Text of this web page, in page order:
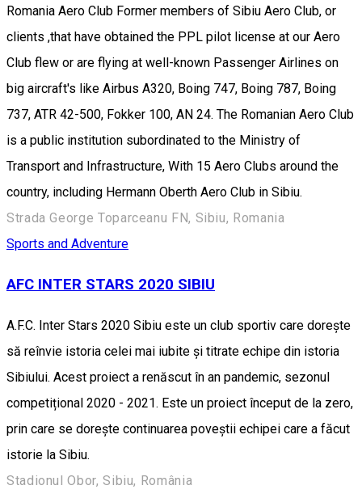
Romania Aero Club Former members of Sibiu Aero Club, or
clients ,that have obtained the PPL pilot license at our Aero
Club flew or are flying at well-known Passenger Airlines on
big aircraft's like Airbus A320, Boing 747, Boing 787, Boing
737, ATR 42-500, Fokker 100, AN 24. The Romanian Aero Club
is a public institution subordinated to the Ministry of
Transport and Infrastructure, With 15 Aero Clubs around the
country, including Hermann Oberth Aero Club in Sibiu.
Strada George Toparceanu FN, Sibiu, Romania
Sports and Adventure
AFC INTER STARS 2020 SIBIU
A.F.C. Inter Stars 2020 Sibiu este un club sportiv care dorește
să reînvie istoria celei mai iubite și titrate echipe din istoria
Sibiului. Acest proiect a renăscut în an pandemic, sezonul
competițional 2020 - 2021. Este un proiect început de la zero,
prin care se dorește continuarea poveștii echipei care a făcut
istorie la Sibiu.
Stadionul Obor, Sibiu, România